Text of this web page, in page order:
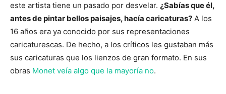
este artista tiene un pasado por desvelar. ¿Sabías que él,
antes de pintar bellos paisajes, hacía caricaturas? A los
16 años era ya conocido por sus representaciones
caricaturescas. De hecho, a los críticos les gustaban más
sus caricaturas que los lienzos de gran formato. En sus
obras Monet veía algo que la mayoría no.